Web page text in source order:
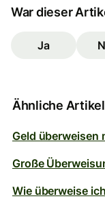
War dieser
Ja
Ähnliche Artikel
Geld überweisen
Große
Wie überweise